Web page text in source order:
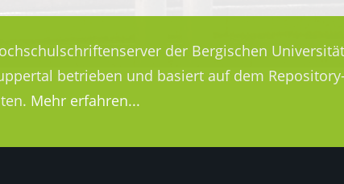
der Bergischen
betrieben und basiert auf dem
Mehr erfahren...